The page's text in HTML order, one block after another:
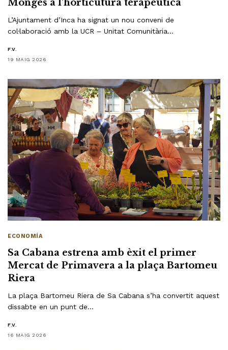
Monges a l’horticutura terapèutica
L’Ajuntament d’Inca ha signat un nou conveni de
col·laboració amb la UCR – Unitat Comunitària…
F.V.
19 MAIG 2026
ECONOMÍA
Sa Cabana estrena amb èxit el primer
Mercat de Primavera a la plaça Bartomeu
Riera
La plaça Bartomeu Riera de Sa Cabana s’ha convertit aquest
dissabte en un punt de…
F.V.
16 MAIG 2026